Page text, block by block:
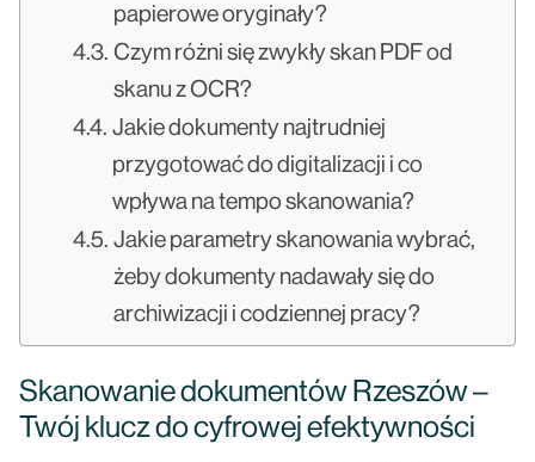
papierowe oryginały?
Czym różni się zwykły skan PDF od
skanu z OCR?
Jakie dokumenty najtrudniej
przygotować do digitalizacji i co
wpływa na tempo skanowania?
Jakie parametry skanowania wybrać,
żeby dokumenty nadawały się do
archiwizacji i codziennej pracy?
Skanowanie dokumentów Rzeszów –
Twój klucz do cyfrowej efektywności